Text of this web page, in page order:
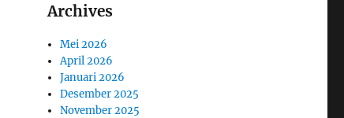
Archives
Mei 2026
April 2026
Januari 2026
Desember 2025
November 2025